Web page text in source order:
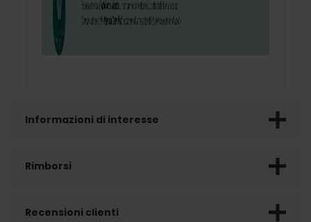
Informazioni di interesse
Rimborsi
Recensioni clienti